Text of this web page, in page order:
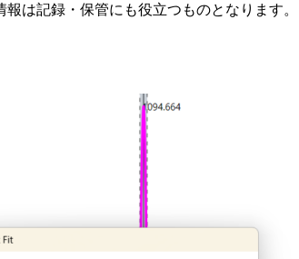
は記録・保管にも役立つものとなります。